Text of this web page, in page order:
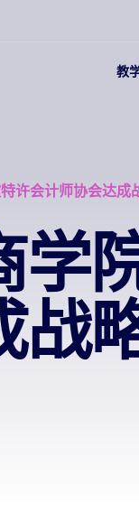
教
许会计师协会达成
学
战